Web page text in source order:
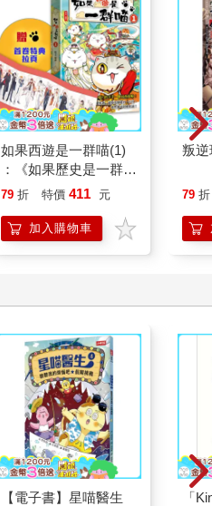
如果西遊是一群喵(1)
：《如果歷史是一群
喵》作者最新力作，附
79 折 特價 411 元
加入購物車
叛逆
79 折
【電子書】星喵醫生
「